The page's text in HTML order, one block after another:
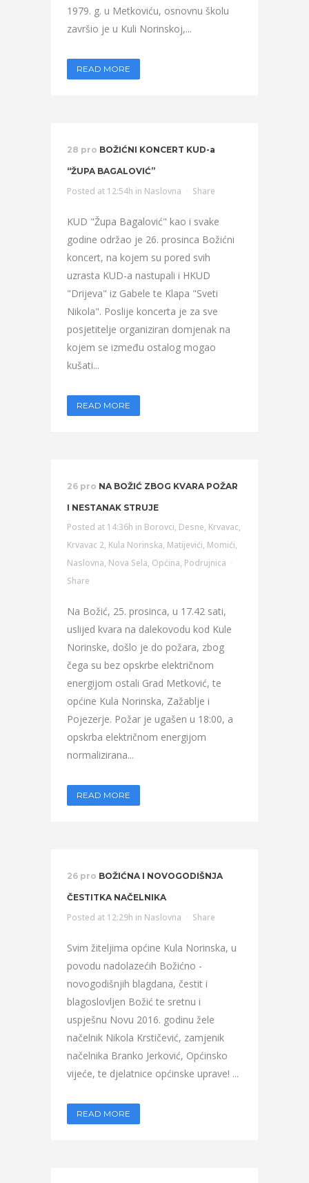
1979. g. u Metkoviću, osnovnu školu
završio je u Kuli Norinskoj,...
READ MORE
28 pro BOŽIĆNI KONCERT KUD-a
“ŽUPA BAGALOVIĆ”
Posted at 12:54h in Naslovna Share
KUD "Župa Bagalović" kao i svake
godine održao je 26. prosinca Božićni
koncert, na kojem su pored svih
uzrasta KUD-a nastupali i HKUD
"Drijeva" iz Gabele te Klapa "Sveti
Nikola". Poslije koncerta je za sve
posjetitelje organiziran domjenak na
kojem se između ostalog mogao
kušati...
READ MORE
26 pro NA BOŽIĆ ZBOG KVARA POŽAR
I NESTANAK STRUJE
Posted at 14:36h in Borovci, Desne, Krvavac,
Krvavac 2, Kula Norinska, Matijevići, Momići,
Naslovna, Nova Sela, Općina, Podrujnica
Share
Na Božić, 25. prosinca, u 17.42 sati,
uslijed kvara na dalekovodu kod Kule
Norinske, došlo je do požara, zbog
čega su bez opskrbe električnom
energijom ostali Grad Metković, te
općine Kula Norinska, Zažablje i
Pojezerje. Požar je ugašen u 18:00, a
opskrba električnom energijom
normalizirana...
READ MORE
26 pro BOŽIĆNA I NOVOGODIŠNJA
ČESTITKA NAČELNIKA
Posted at 12:29h in Naslovna Share
Svim žiteljima općine Kula Norinska, u
povodu nadolazećih Božićno -
novogodišnjih blagdana, čestit i
blagoslovljen Božić te sretnu i
uspješnu Novu 2016. godinu žele
načelnik Nikola Krstičević, zamjenik
načelnika Branko Jerković, Općinsko
vijeće, te djelatnice općinske uprave! ...
READ MORE